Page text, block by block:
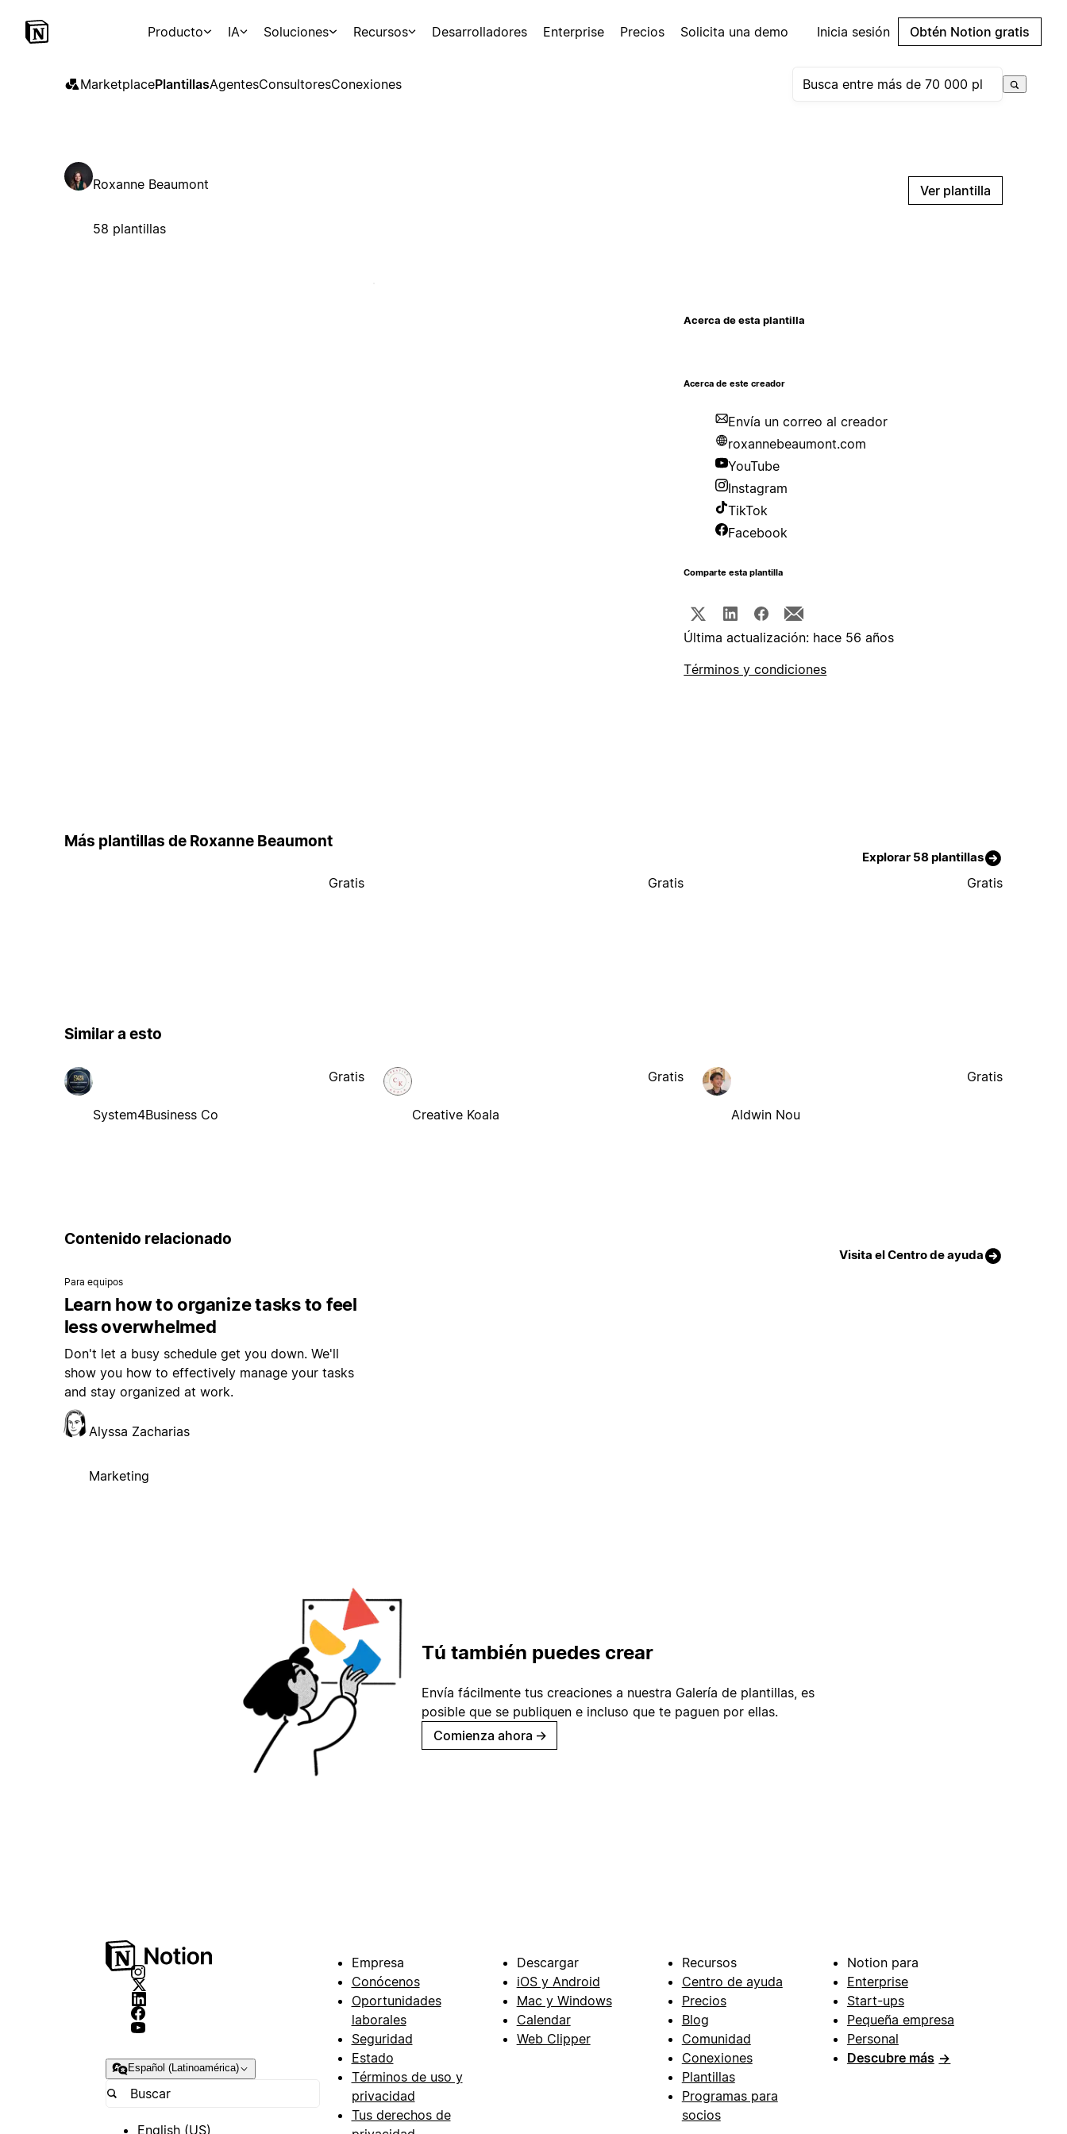
Producto IA Soluciones Recursos Desarrolladores Enterprise Precios Solicita una demo Inicia sesión Obtén Notion gratis
MarketplacePlantillasAgentesConsultoresConexiones
Roxanne Beaumont
58 plantillas
Ver plantilla
Acerca de esta plantilla
Acerca de este creador
Envía un correo al creador
roxannebeaumont.com
YouTube
Instagram
TikTok
Facebook
Comparte esta plantilla
Última actualización: hace 56 años
Términos y condiciones
Más plantillas de Roxanne Beaumont
Explorar 58 plantillas
Gratis Gratis Gratis
Similar a esto
System4Business Co
Gratis
Creative Koala
Gratis
Aldwin Nou
Gratis
Contenido relacionado
Visita el Centro de ayuda
Para equipos
Learn how to organize tasks to feel
less overwhelmed
Don't let a busy schedule get you down. We'll
show you how to effectively manage your tasks
and stay organized at work.
Alyssa Zacharias
Marketing
Tú también puedes crear
Envía fácilmente tus creaciones a nuestra Galería de plantillas, es
posible que se publiquen e incluso que te paguen por ellas.
Comienza ahora →
Español (Latinoamérica)
English (US)
Empresa
Conócenos
Oportunidades
laborales
Seguridad
Estado
Términos de uso y
privacidad
Tus derechos de
Descargar
iOS y Android
Mac y Windows
Calendar
Web Clipper
Recursos
Centro de ayuda
Precios
Blog
Comunidad
Conexiones
Plantillas
Programas para
socios
Notion para
Enterprise
Start-ups
Pequeña empresa
Personal
Descubre más →